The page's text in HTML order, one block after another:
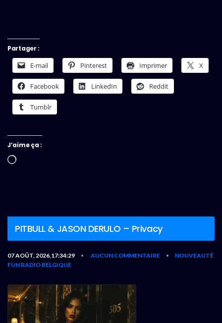
Partager :
E-mail Pinterest Imprimer X
Facebook LinkedIn Reddit
Tumblr
J’aime ça :
Chargement…
PITBULL & JASON DERULO – Privacy
07 AOÛT, 2026,17:34:29 • AUCUN COMMENTAIRE •
NOUVEAUTÉ
FUN RADIO BELGIQUE